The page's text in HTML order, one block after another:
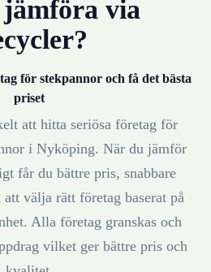
via
för stekpannor och få det bästa
priset
att hitta seriösa företag för
i Nyköping. När du jämför
får du bättre pris, snabbare
välja rätt företag baserat på
Alla företag granskas och
vilket ger bättre pris och